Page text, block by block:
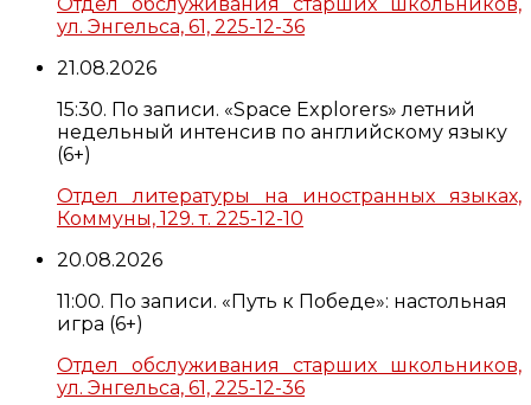
ул. Энгельса, 61, 225-12-36
21.08.2026
15:30. По записи. «Space Explorers» летний
недельный интенсив по английскому языку
(6+)
Отдел литературы на иностранных языках,
Коммуны, 129. т. 225-12-10
20.08.2026
11:00. По записи. «Путь к Победе»: настольная
игра (6+)
Отдел обслуживания старших школьников,
ул. Энгельса, 61, 225-12-36